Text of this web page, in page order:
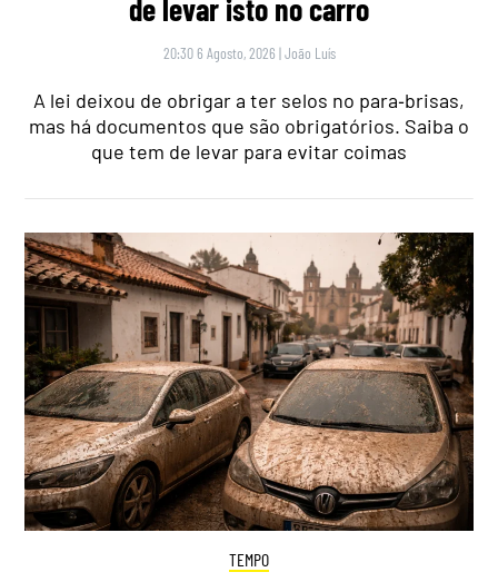
de levar isto no carro
20:30 6 Agosto, 2026 |João Luís
A lei deixou de obrigar a ter selos no para‑brisas,
mas há documentos que são obrigatórios. Saiba o
que tem de levar para evitar coimas
TEMPO